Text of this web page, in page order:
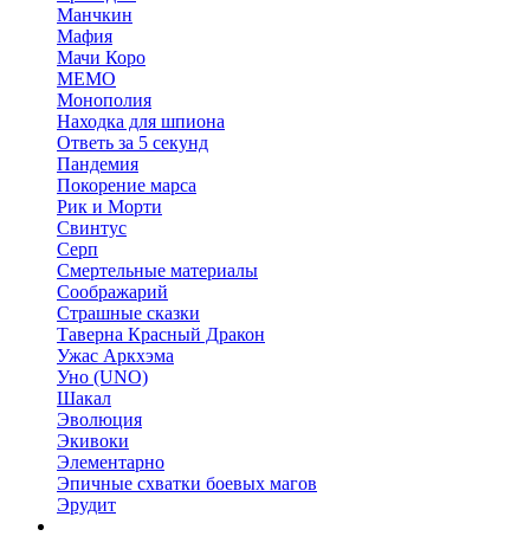
Манчкин
Мафия
Мачи Коро
МЕМО
Монополия
Находка для шпиона
Ответь за 5 секунд
Пандемия
Покорение марса
Рик и Морти
Свинтус
Серп
Смертельные материалы
Соображарий
Страшные сказки
Таверна Красный Дракон
Ужас Аркхэма
Уно (UNO)
Шакал
Эволюция
Экивоки
Элементарно
Эпичные схватки боевых магов
Эрудит